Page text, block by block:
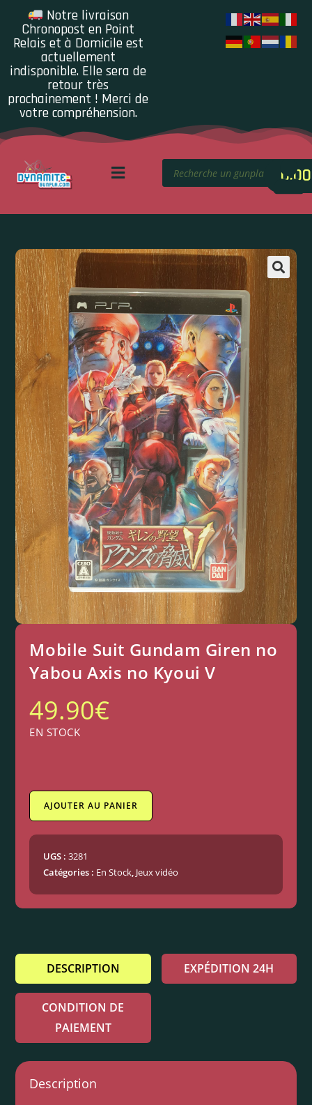
Notre livraison
Chronopost en Point
Relais et à Domicile est
actuellement
indisponible. Elle sera de
retour très
prochainement ! Merci de
votre compréhension.
0.00
Mobile Suit Gundam Giren no
Yabou Axis no Kyoui V
49.90€
EN STOCK
AJOUTER AU PANIER
UGS :3281
Catégories : En Stock Jeux vidéo
DESCRIPTION EXPÉDITION 24H
CONDITION DE
PAIEMENT
Description